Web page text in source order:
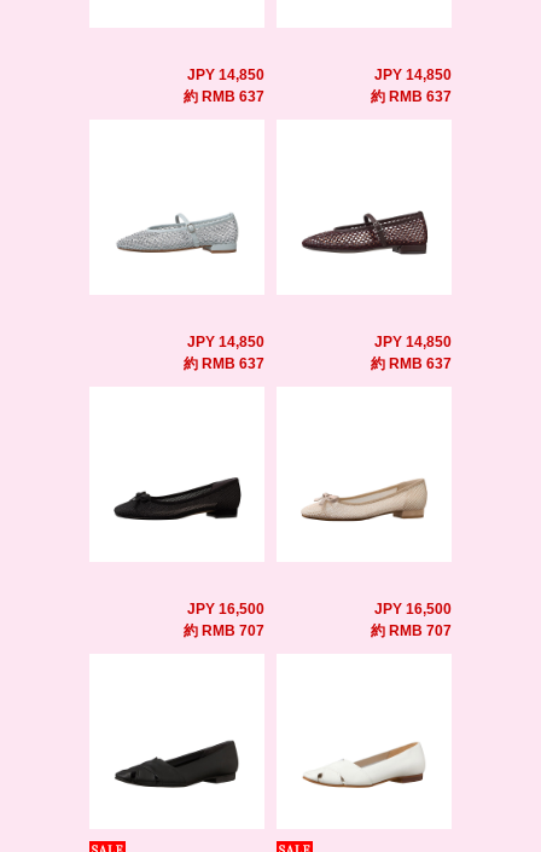
JPY 14,850
約 RMB 637
JPY 14,850
約 RMB 637
JPY 14,850
約 RMB 637
JPY 14,850
約 RMB 637
JPY 16,500
約 RMB 707
JPY 16,500
約 RMB 707